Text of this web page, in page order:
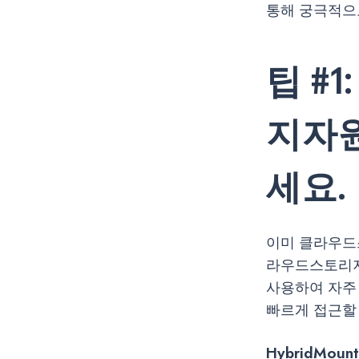
통해 궁극적
팁
지자
세요.
이미 클라우
라우드스토리
사용하여 자
빠르게 접근